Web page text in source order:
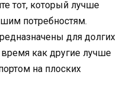
тот, который лучше
потребностям.
для долгих
время как другие лучше
на плоских